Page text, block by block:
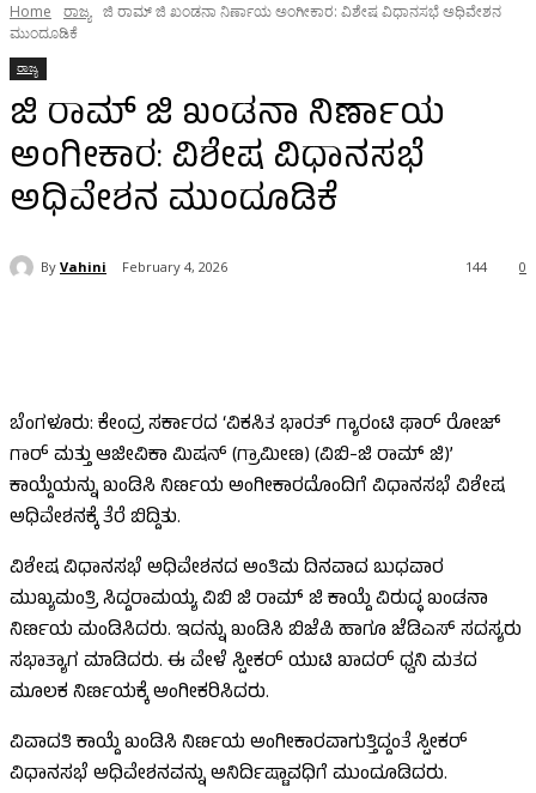
Home ರಾಜ್ಯ ಜಿ ರಾಮ್ ಜಿ ಖಂಡನಾ ನಿರ್ಣಾಯ ಅಂಗೀಕಾರ: ವಿಶೇಷ ವಿಧಾನಸಭೆ ಅಧಿವೇಶನ
ಮುಂದೂಡಿಕೆ
ರಾಜ್ಯ
ಜಿ ರಾಮ್ ಜಿ ಖಂಡನಾ ನಿರ್ಣಾಯ
ಅಂಗೀಕಾರ: ವಿಶೇಷ ವಿಧಾನಸಭೆ
ಅಧಿವೇಶನ ಮುಂದೂಡಿಕೆ
By Vahini February 4, 2026 0
144
ಬೆಂಗಳೂರು: ಕೇಂದ್ರ ಸರ್ಕಾರದ ‘ವಿಕಸಿತ ಭಾರತ್ ಗ್ಯಾರಂಟಿ ಫಾರ್ ರೋಜ್
ಗಾರ್ ಮತ್ತು ಆಜೀವಿಕಾ ಮಿಷನ್ (ಗ್ರಾಮೀಣ) (ವಿಬಿ-ಜಿ ರಾಮ್ ಜಿ)’
ಕಾಯ್ದೆಯನ್ನು ಖಂಡಿಸಿ ನಿರ್ಣಯ ಅಂಗೀಕಾರದೊಂದಿಗೆ ವಿಧಾನಸಭೆ ವಿಶೇಷ
ಅಧಿವೇಶನಕ್ಕೆ ತೆರೆ ಬಿದ್ದಿತು.
ವಿಶೇಷ ವಿಧಾನಸಭೆ ಅಧಿವೇಶನದ ಅಂತಿಮ ದಿನವಾದ ಬುಧವಾರ
ಮುಖ್ಯಮಂತ್ರಿ ಸಿದ್ದರಾಮಯ್ಯ ವಿಬಿ ಜಿ ರಾಮ್ ಜಿ ಕಾಯ್ದೆ ವಿರುದ್ಧ ಖಂಡನಾ
ನಿರ್ಣಯ ಮಂಡಿಸಿದರು. ಇದನ್ನು ಖಂಡಿಸಿ ಬಿಜೆಪಿ ಹಾಗೂ ಜೆಡಿಎಸ್ ಸದಸ್ಯರು
ಸಭಾತ್ಯಾಗ ಮಾಡಿದರು. ಈ ವೇಳೆ ಸ್ಪೀಕರ್ ಯುಟಿ ಖಾದರ್ ಧ್ವನಿ ಮತದ
ಮೂಲಕ ನಿರ್ಣಯಕ್ಕೆ ಅಂಗೀಕರಿಸಿದರು.
ವಿವಾದತಿ ಕಾಯ್ದೆ ಖಂಡಿಸಿ ನಿರ್ಣಯ ಅಂಗೀಕಾರವಾಗುತ್ತಿದ್ದಂತೆ ಸ್ಪೀಕರ್
ವಿಧಾನಸಭೆ ಅಧಿವೇಶನವನ್ನು ಅನಿರ್ದಿಷ್ಟಾವಧಿಗೆ ಮುಂದೂಡಿದರು.